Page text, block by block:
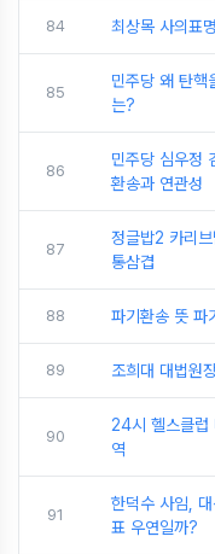
84 최상목 사의표
85
민주당 왜 탄핵
는?
86
민주당 심우정
환송과 연관성
87
정글밥2 카리
통삼겹
88 파기환송 뜻 파
89 조희대 대법원
90
24시 헬스클럽
역
91
한덕수 사임,
표 우연일까?